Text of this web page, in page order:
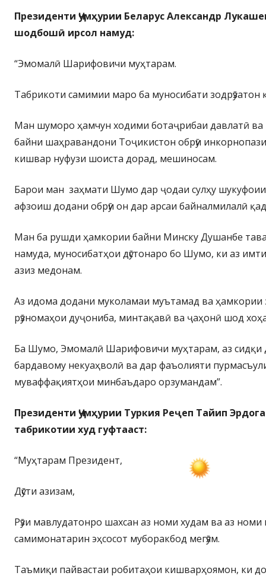
Президенти Ҷумҳурии Беларус Александр
шодбошӣ ирсол намуд:
“Эмомалӣ Шарифовичи муҳтарам.
Табрикоти самимии маро ба муносибати зодрӯзатон
Ман шуморо ҳамчун ходими ботаҷрибаи давлатӣ
байни шаҳравандони Тоҷикистон обрӯи
кишвар нуфузи шоиста дорад, мешиносам.
Барои ман заҳмати Шумо дар ҷодаи сулҳу
афзоиш додани обрӯи он дар арсаи байналмилалӣ
Ман ба рушди ҳамкории байни Минску Душанбе
намуда, муносибатҳои дӯстонаро бо Шумо, ки аз
азиз медонам.
Аз идома додани муколамаи муътамад ва ҳамкории
рӯзномаҳои дуҷониба, минтақавӣ ва ҷаҳонӣ шод
Ба Шумо, Эмомалӣ Шарифовичи муҳтарам, аз сидқи
бардавому некуаҳволӣ ва дар фаъолияти
муваффақиятҳои минбаъдаро орзумандам”.
Президенти Ҷумҳурии Туркия Реҷеп Тайип
табрикотии худ гуфтааст:
“Муҳтарам Президент,
Дӯсти азизам,
Рӯзи мавлудатонро шахсан аз номи худам ва аз
самимонатарин эҳсосот муборакбод мегӯям.
Таъмиқи пайвастаи робитаҳои кишварҳоямон, ки